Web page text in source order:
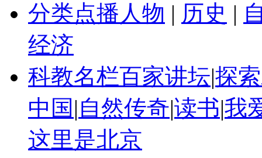
分类点播 人物 | 历史 |
经济
科教名栏百家讲坛|探
中国 |自然传奇|读书|我
这里是北京